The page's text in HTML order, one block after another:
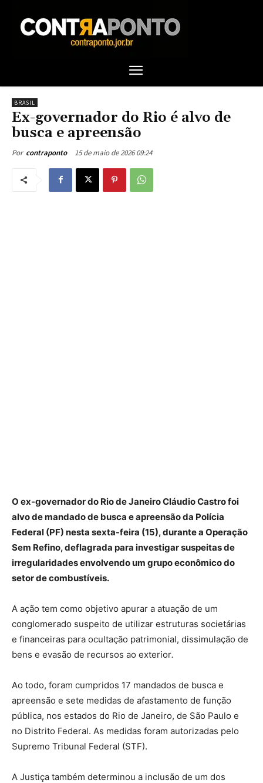
BRASIL
Ex-governador do Rio é alvo de
busca e apreensão
Por contraponto 15 de maio de 2026 09:24
O ex-governador do Rio de Janeiro Cláudio Castro foi
alvo de mandado de busca e apreensão da Polícia
Federal (PF) nesta sexta-feira (15), durante a Operação
Sem Refino, deflagrada para investigar suspeitas de
irregularidades envolvendo um grupo econômico do
setor de combustíveis.
A ação tem como objetivo apurar a atuação de um
conglomerado suspeito de utilizar estruturas societárias
e financeiras para ocultação patrimonial, dissimulação de
bens e evasão de recursos ao exterior.
Ao todo, foram cumpridos 17 mandados de busca e
apreensão e sete medidas de afastamento de função
pública, nos estados do Rio de Janeiro, de São Paulo e
no Distrito Federal. As medidas foram autorizadas pelo
Supremo Tribunal Federal (STF).
A Justiça também determinou a inclusão de um dos